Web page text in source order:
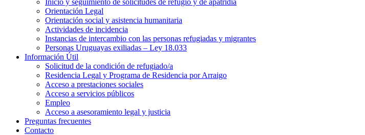
Inicio y seguimiento de solicitudes de refugio y de apatridia
Orientación Legal
Orientación social y asistencia humanitaria
Actividades de incidencia
Instancias de intercambio con las personas refugiadas y migrantes​
Personas Uruguayas exiliadas – Ley 18.033
Información Útil
Solicitud de la condición de refugiado/a
Residencia Legal y Programa de Residencia por Arraigo
Acceso a prestaciones sociales
Acceso a servicios públicos
Empleo
Acceso a asesoramiento legal y justicia
Preguntas frecuentes
Contacto